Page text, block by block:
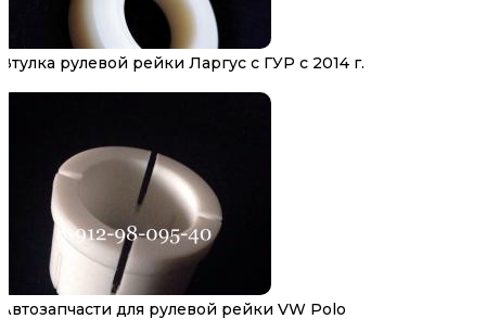
Втулка рулевой рейки Ларгус с ГУР с 2014 г.
Автозапчасти для рулевой рейки VW Polo